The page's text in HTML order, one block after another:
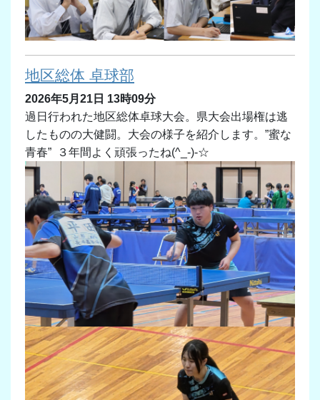
地区総体 卓球部
2026年5月21日 13時09分
過日行われた地区総体卓球大会。県大会出場権は逃
したものの大健闘。大会の様子を紹介します。”蜜な
青春” ３年間よく頑張ったね(^_-)-☆